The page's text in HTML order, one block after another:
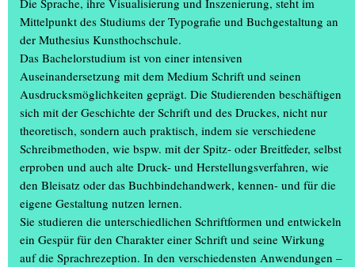
Saskia Falke, Laura Stange, Safeya Fawzy, Christin Grossmann,
Mareike Egge und Rieke Brandt sowie Lisa Karnauke und Nawon
Song aus der Freien Kunst.
Ausgestellt wurden:
__________
Mareike Egge – Poetry Lost? – Paradise Lost und drei
Übersetzungen
Kommunikationsdesign | Typografie und Buchgestaltung
»Paradise Lost«, John Miltons episches Gedicht in zwölf Büchern,
erzählt die Geschichte von Adam und Evas Fall aus dem Paradies.
Die Sprache, ihre Visualisierung und Inszenierung, steht im
Mittelpunkt des Studiums der Typografie und Buchgestaltung an
der Muthesius Kunsthochschule.
Das Bachelorstudium ist von einer intensiven
Auseinandersetzung mit dem Medium Schrift und seinen
Ausdrucksmöglichkeiten geprägt. Die Studierenden beschäftigen
sich mit der Geschichte der Schrift und des Druckes, nicht nur
theoretisch, sondern auch praktisch, indem sie verschiedene
Schreibmethoden, wie bspw. mit der Spitz- oder Breitfeder, selbst
erproben und auch alte Druck- und Herstellungsverfahren, wie
den Bleisatz oder das Buchbindehandwerk, kennen- und für die
eigene Gestaltung nutzen lernen.
Sie studieren die unterschiedlichen Schriftformen und entwickeln
ein Gespür für den Charakter einer Schrift und seine Wirkung
auf die Sprachrezeption. In den verschiedensten Anwendungen –